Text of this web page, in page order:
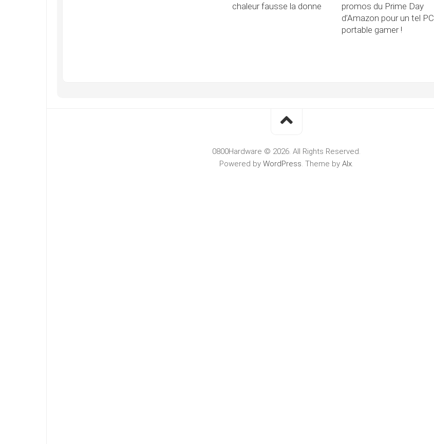
chaleur fausse la donne
promos du Prime Day
d’Amazon pour un tel PC
portable gamer !
0800Hardware © 2026. All Rights Reserved.
Powered by WordPress. Theme by Alx.